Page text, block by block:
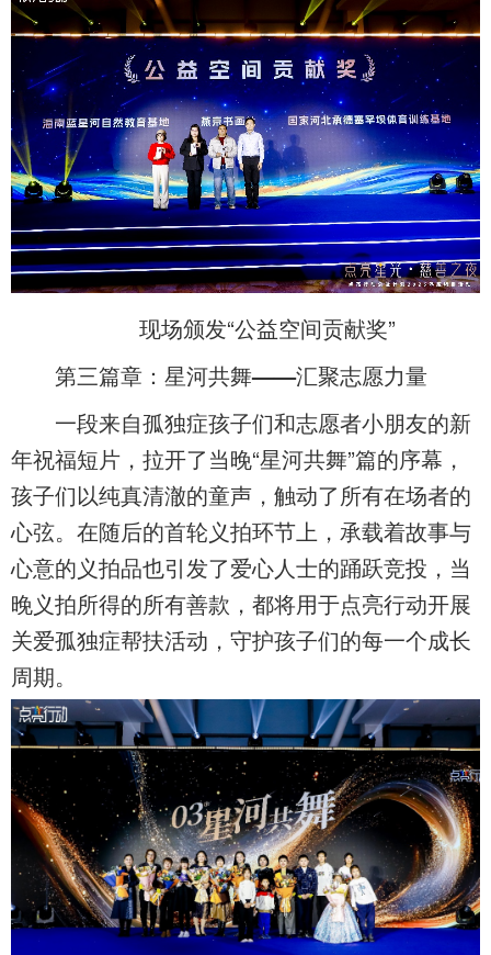
现场颁发“公益空间贡献奖”
第三篇章：星河共舞——汇聚志愿力量
一段来自孤独症孩子们和志愿者小朋友的新
年祝福短片，拉开了当晚“星河共舞”篇的序幕，
孩子们以纯真清澈的童声，触动了所有在场者的
心弦。在随后的首轮义拍环节上，承载着故事与
心意的义拍品也引发了爱心人士的踊跃竞投，当
晚义拍所得的所有善款，都将用于点亮行动开展
关爱孤独症帮扶活动，守护孩子们的每一个成长
周期。